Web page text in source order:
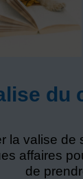
du
la valise de
affaires
de